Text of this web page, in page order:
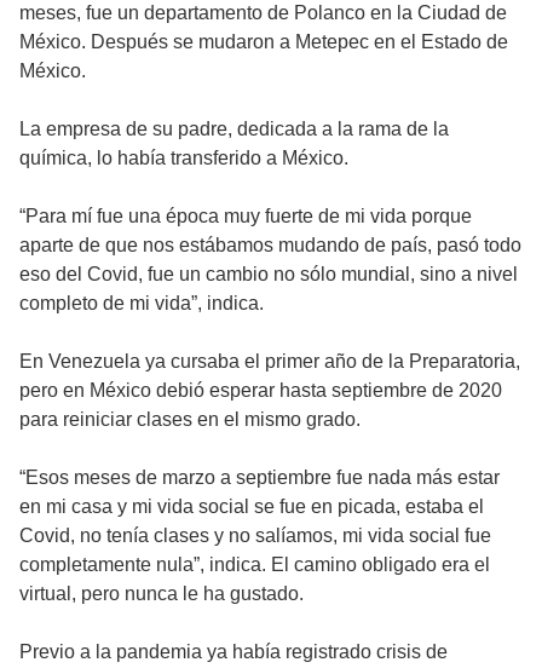
meses, fue un departamento de Polanco en la Ciudad de
México. Después se mudaron a Metepec en el Estado de
México.
La empresa de su padre, dedicada a la rama de la
química, lo había transferido a México.
“Para mí fue una época muy fuerte de mi vida porque
aparte de que nos estábamos mudando de país, pasó todo
eso del Covid, fue un cambio no sólo mundial, sino a nivel
completo de mi vida”, indica.
En Venezuela ya cursaba el primer año de la Preparatoria,
pero en México debió esperar hasta septiembre de 2020
para reiniciar clases en el mismo grado.
“Esos meses de marzo a septiembre fue nada más estar
en mi casa y mi vida social se fue en picada, estaba el
Covid, no tenía clases y no salíamos, mi vida social fue
completamente nula”, indica. El camino obligado era el
virtual, pero nunca le ha gustado.
Previo a la pandemia ya había registrado crisis de